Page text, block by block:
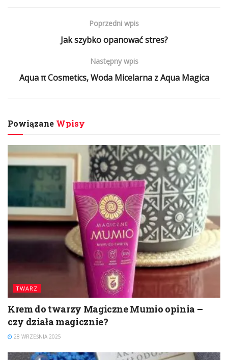
Poprzedni wpis
Jak szybko opanować stres?
Następny wpis
Aqua π Cosmetics, Woda Micelarna z Aqua Magica
Powiązane Wpisy
TWARZ
Krem do twarzy Magiczne Mumio opinia –
czy działa magicznie?
28 WRZEŚNIA 2025